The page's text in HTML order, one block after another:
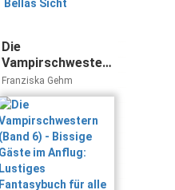
Die
Vampirschwestern
(Band 6) - Bissige
Gäste im Anflug:
Lustiges
Fantasybuch für
alle Vampirfans ab
10 Jahren - Der
Kinderbuch-
Franziska Gehm